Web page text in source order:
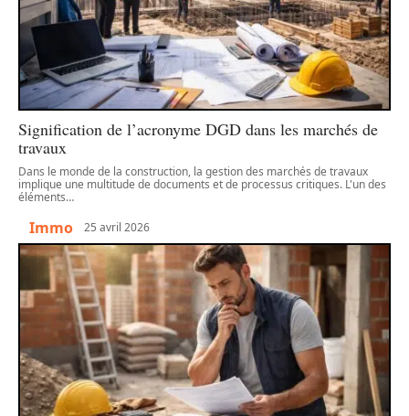
Signification de l’acronyme DGD dans les marchés de
travaux
Dans le monde de la construction, la gestion des marchés de travaux
implique une multitude de documents et de processus critiques. L'un des
éléments…
Immo 25 avril 2026